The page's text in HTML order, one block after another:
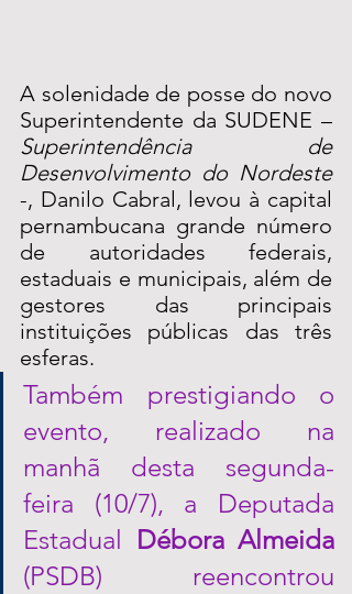
A solenidade de posse do novo
Superintendência de
Desenvolvimento do Nordeste
-, Danilo Cabral, levou à capital
pernambucana grande número
de autoridades federais,
estaduais e municipais, além de
gestores das principais
instituições públicas das três
esferas.
Também prestigiando o
evento, realizado na
manhã desta segunda-
feira (10/7), a Deputada
Estadual Débora Almeida
(PSDB) reencontrou